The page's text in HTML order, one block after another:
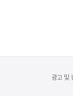
광고 및